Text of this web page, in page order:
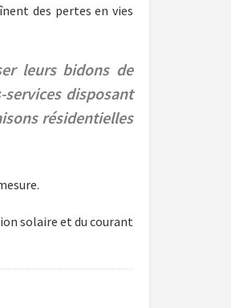
des pertes en vies
leurs bidons de
disposant
résidentielles
solaire et du courant